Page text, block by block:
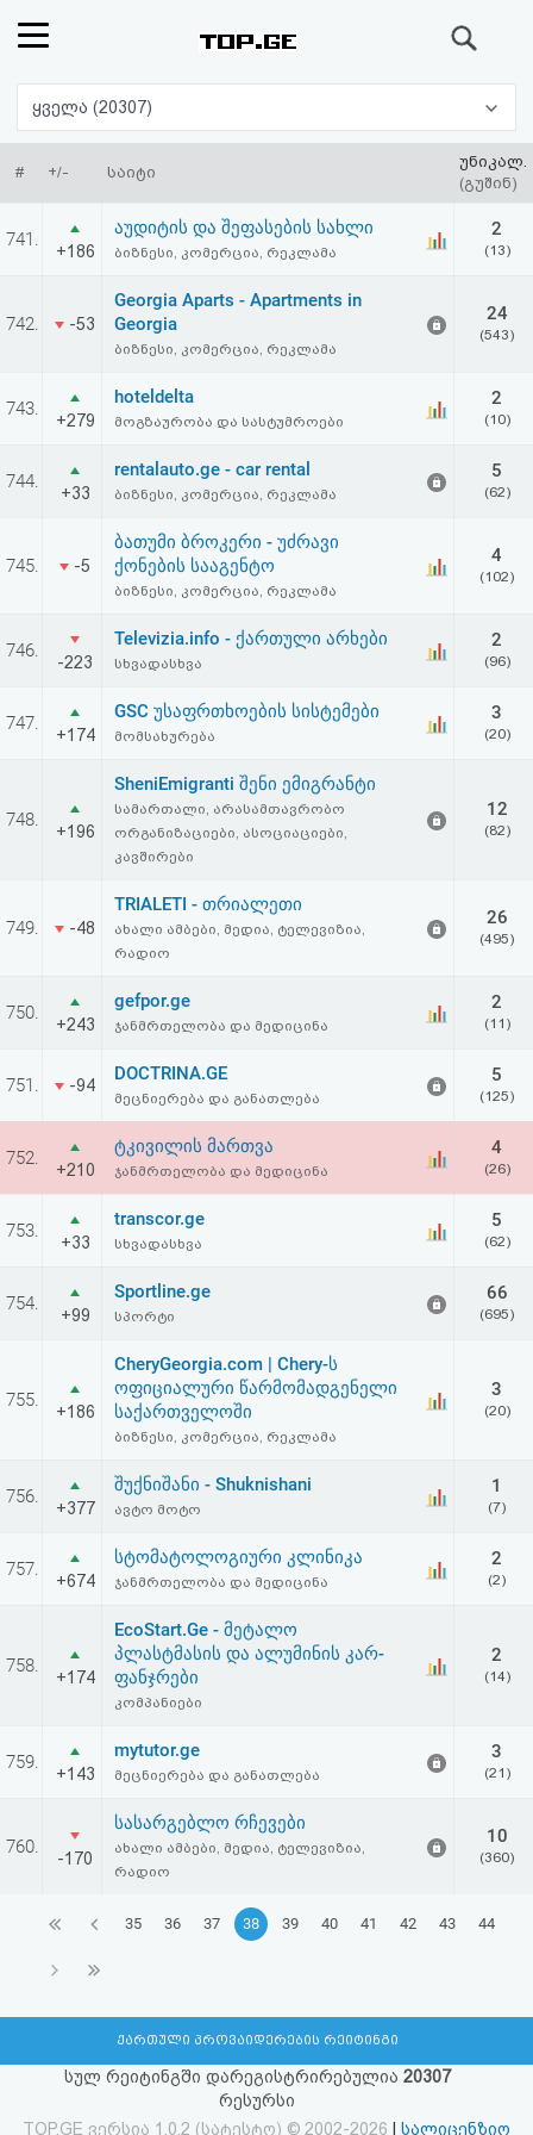
რეიტინგი
(მთავარი)
ფოსტა
პასუხი
პაროლის
აღდგენა
კოდი
სალიცენზიო
პასუხისმგებლობის
უარყოფა
ყველა (20307)
# +/- საიტი
უნიკალ.
(გუშინ)
741.
+186
აუდიტის და შეფასების სახლი
ბიზნესი, კომერცია, რეკლამა
2
(13)
742. -53
Georgia Aparts - Apartments in
Georgia
ბიზნესი, კომერცია, რეკლამა
24
(543)
743.
+279
hoteldelta
მოგზაურობა და სასტუმროები
2
(10)
744.
+33
rentalauto.ge - car rental
ბიზნესი, კომერცია, რეკლამა
5
(62)
745. -5
ბათუმი ბროკერი - უძრავი
ქონების სააგენტო
ბიზნესი, კომერცია, რეკლამა
4
(102)
746.
-223
Televizia.info - ქართული არხები
სხვადასხვა
2
(96)
747.
+174
GSC უსაფრთხოების სისტემები
მომსახურება
3
(20)
748.
+196
SheniEmigranti შენი ემიგრანტი
სამართალი, არასამთავრობო
ორგანიზაციები, ასოციაციები,
კავშირები
12
(82)
749. -48
TRIALETI - თრიალეთი
ახალი ამბები, მედია, ტელევიზია,
რადიო
26
(495)
750.
+243
gefpor.ge
ჯანმრთელობა და მედიცინა
2
(11)
751. -94
DOCTRINA.GE
მეცნიერება და განათლება
5
(125)
752.
+210
ტკივილის მართვა
ჯანმრთელობა და მედიცინა
4
(26)
753.
+33
transcor.ge
სხვადასხვა
5
(62)
754.
+99
Sportline.ge
სპორტი
66
(695)
755.
+186
CheryGeorgia.com | Chery-ს
ოფიციალური წარმომადგენელი
საქართველოში
ბიზნესი, კომერცია, რეკლამა
3
(20)
756.
+377
შუქნიშანი - Shuknishani
ავტო მოტო
1
(7)
757.
+674
სტომატოლოგიური კლინიკა
ჯანმრთელობა და მედიცინა
2
(2)
758.
+174
EcoStart.Ge - მეტალო
პლასტმასის და ალუმინის კარ-
ფანჯრები
კომპანიები
2
(14)
759.
+143
mytutor.ge
მეცნიერება და განათლება
3
(21)
760.
-170
სასარგებლო რჩევები
ახალი ამბები, მედია, ტელევიზია,
რადიო
10
(360)
35 36 37 38 39 40 41 42 43 44
ქართული პროვაიდერების რეიტინგი
სულ რეიტინგში დარეგისტრირებულია 20307
რესურსი
TOP.GE ვერსია 1.0.2 (სატესტო) © 2002-2026
სალიცენზიო